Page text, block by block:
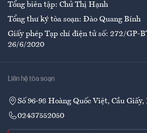
Tổng biên tập: Chử Thị Hạnh
Tổng thư ký tòa soạn: Đào Quang Bính
Giấy phép Tạp chí điện tử số: 272/GP-
26/6/2020
Liên hệ tòa soạn
Số 96-98 Hoàng Quốc Việt, Cầu
02437552050